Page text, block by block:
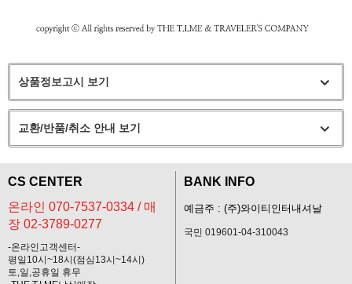
상품정보고시 보기
교환/반품/취소 안내 보기
CS CENTER
온라인 070-7537-0334 / 매
장 02-3789-0277
-온라인고객센터-
평일10시~18시(점심13시~14시)
토,일,공휴일 휴무
BANK INFO
예금주 : (주)와이티인터내셔날
국민 019601-04-310043